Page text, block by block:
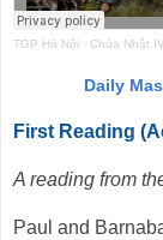
TGP Hà Nội · Chúa Nhật
Daily
First Reading
A reading from
Paul and